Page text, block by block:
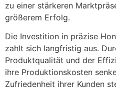
zu einer stärkeren
größerem Erfolg.
Die Investition in präzise
zahlt sich langfristig aus.
Produktqualität und der
ihre Produktionskosten
Zufriedenheit ihrer Kunden